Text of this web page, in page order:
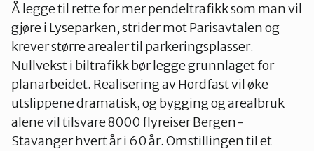
Å legge til rette for mer pendeltrafikk som man vil
gjøre i Lyseparken, strider mot Parisavtalen og
krever større arealer til parkeringsplasser.
Nullvekst i biltrafikk bør legge grunnlaget for
planarbeidet. Realisering av Hordfast vil øke
utslippene dramatisk, og bygging og arealbruk
alene vil tilsvare 8000 flyreiser Bergen-
Stavanger hvert år i 60 år. Omstillingen til et